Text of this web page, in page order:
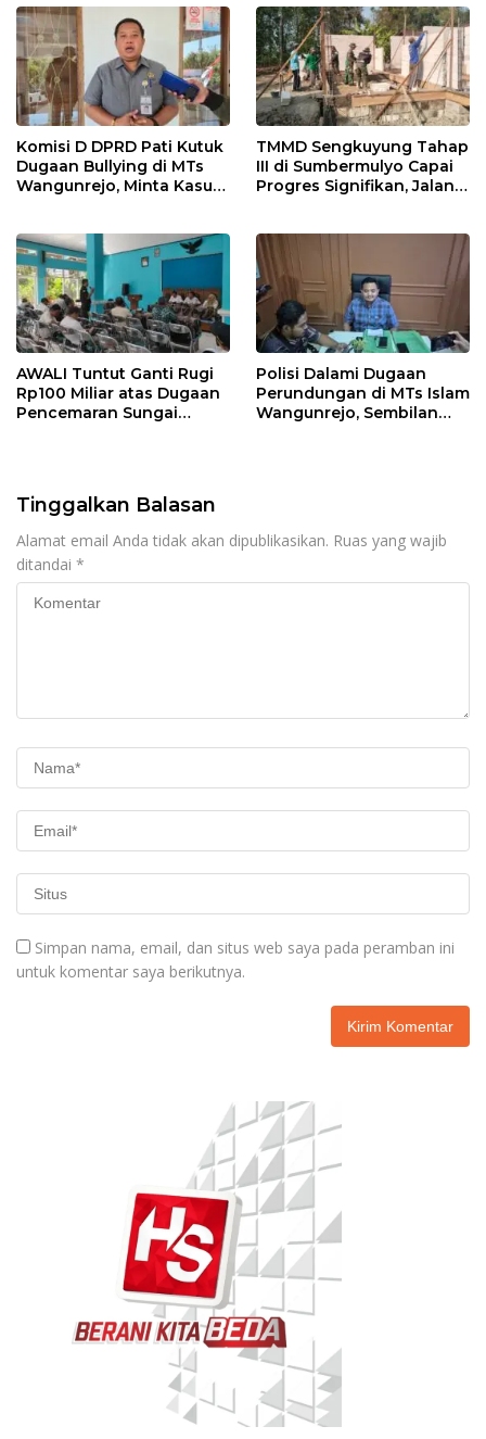
Komisi D DPRD Pati Kutuk
Dugaan Bullying di MTs
Wangunrejo, Minta Kasus
TMMD Sengkuyung Tahap
III di Sumbermulyo Capai
Progres Signifikan, Jalan
AWALI Tuntut Ganti Rugi
Rp100 Miliar atas Dugaan
Pencemaran Sungai
Polisi Dalami Dugaan
Perundungan di MTs Islam
Wangunrejo, Sembilan
Tinggalkan Balasan
Alamat email Anda tidak akan dipublikasikan. Ruas yang wajib
ditandai *
Simpan nama, email, dan situs web saya pada peramban ini
untuk komentar saya berikutnya.